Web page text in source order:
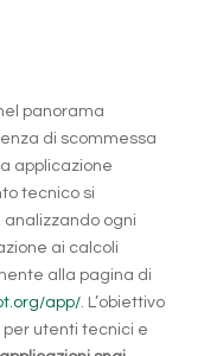
panorama
di scommessa
applicazione
tecnico si
analizzando ogni
ai calcoli
alla pagina di
app/. L’obiettivo
utenti tecnici e